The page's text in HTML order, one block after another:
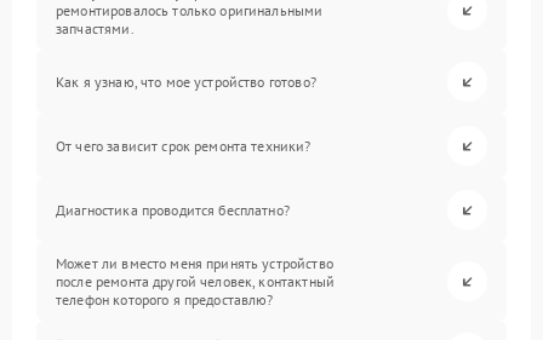
ремонтировалось только оригинальными
запчастями.
Как я узнаю, что мое устройство готово?
От чего зависит срок ремонта техники?
Диагностика проводится бесплатно?
Может ли вместо меня принять устройство
после ремонта другой человек, контактный
телефон которого я предоставлю?